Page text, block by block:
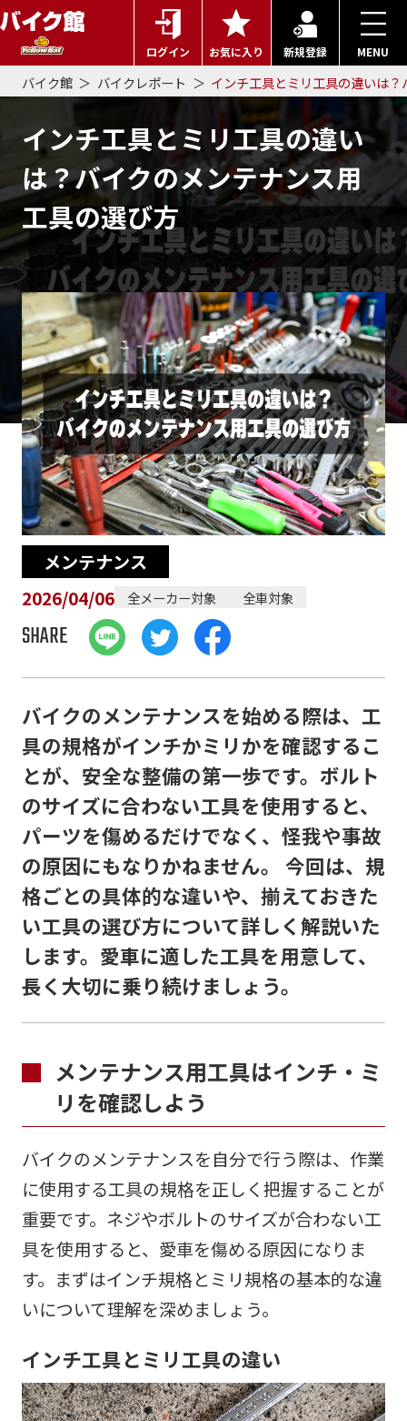
ログイン お気に入り 新規登録 MENU
バイク館 バイクレポート インチ工具とミリ工具の違いは
インチ工具とミリ工具の違い
は？バイクのメンテナンス用
工具の選び方
メンテナンス
2026/04/06
全メーカー対象 全車対象
SHARE
バイクのメンテナンスを始める際は、工
具の規格がインチかミリかを確認するこ
とが、安全な整備の第一歩です。ボルト
のサイズに合わない工具を使用すると、
パーツを傷めるだけでなく、怪我や事故
の原因にもなりかねません。 今回は、規
格ごとの具体的な違いや、揃えておきた
い工具の選び方について詳しく解説いた
します。愛車に適した工具を用意して、
長く大切に乗り続けましょう。
メンテナンス用工具はインチ・ミ
リを確認しよう
バイクのメンテナンスを自分で行う際は、作業
に使用する工具の規格を正しく把握することが
重要です。ネジやボルトのサイズが合わない工
具を使用すると、愛車を傷める原因になりま
す。まずはインチ規格とミリ規格の基本的な違
いについて理解を深めましょう。
インチ工具とミリ工具の違い